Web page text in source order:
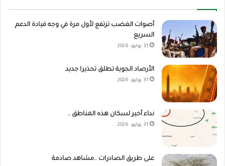
أصوات الغضب ترتفع لأول مرة في وجه قيادة الدعم
السريع
31 يوليو، 2026
الأرصاد الجوية تطلق تحذيرا جديد
31 يوليو، 2026
نداء أخير لسكان هذه المناطق ..
31 يوليو، 2026
على طريق الصادرات ..مشاهد صادمة